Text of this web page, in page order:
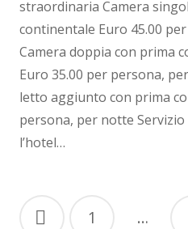
straordinaria Camera
continentale Euro 45.00
Camera doppia con prima
Euro 35.00 per persona,
letto aggiunto con prima
persona, per notte
l’hotel…
1 …